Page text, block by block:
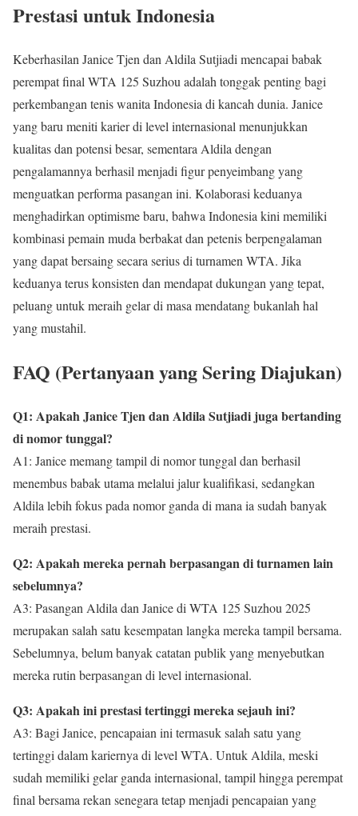
Prestasi untuk Indonesia
Keberhasilan Janice Tjen dan Aldila Sutjiadi mencapai babak
perempat final WTA 125 Suzhou adalah tonggak penting bagi
perkembangan tenis wanita Indonesia di kancah dunia. Janice
yang baru meniti karier di level internasional menunjukkan
kualitas dan potensi besar, sementara Aldila dengan
pengalamannya berhasil menjadi figur penyeimbang yang
menguatkan performa pasangan ini. Kolaborasi keduanya
menghadirkan optimisme baru, bahwa Indonesia kini memiliki
kombinasi pemain muda berbakat dan petenis berpengalaman
yang dapat bersaing secara serius di turnamen WTA. Jika
keduanya terus konsisten dan mendapat dukungan yang tepat,
peluang untuk meraih gelar di masa mendatang bukanlah hal
yang mustahil.
FAQ (Pertanyaan yang Sering Diajukan)
Q1: Apakah Janice Tjen dan Aldila Sutjiadi juga bertanding
di nomor tunggal?
A1: Janice memang tampil di nomor tunggal dan berhasil
menembus babak utama melalui jalur kualifikasi, sedangkan
Aldila lebih fokus pada nomor ganda di mana ia sudah banyak
meraih prestasi.
Q2: Apakah mereka pernah berpasangan di turnamen lain
sebelumnya?
A3: Pasangan Aldila dan Janice di WTA 125 Suzhou 2025
merupakan salah satu kesempatan langka mereka tampil bersama.
Sebelumnya, belum banyak catatan publik yang menyebutkan
mereka rutin berpasangan di level internasional.
Q3: Apakah ini prestasi tertinggi mereka sejauh ini?
A3: Bagi Janice, pencapaian ini termasuk salah satu yang
tertinggi dalam kariernya di level WTA. Untuk Aldila, meski
sudah memiliki gelar ganda internasional, tampil hingga perempat
final bersama rekan senegara tetap menjadi pencapaian yang